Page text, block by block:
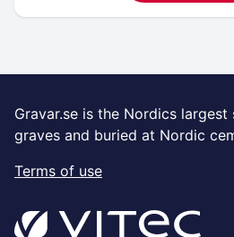
Gravar.se is the Nordics
graves and buried at Nordic
Terms of use